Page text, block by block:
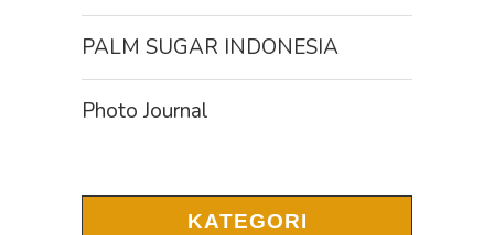
PALM SUGAR INDONESIA
Photo Journal
KATEGORI